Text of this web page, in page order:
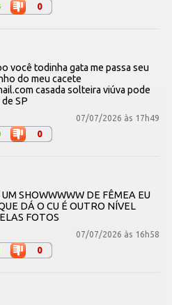
0
você todinha gata me passa seu
do meu cacete
casada solteira viúva pode
SP
07/07/2026 às 17h49
0
SHOWWWWW DE FÊMEA EU
DÁ O CU É OUTRO NÍVEL
FOTOS
07/07/2026 às 16h58
0